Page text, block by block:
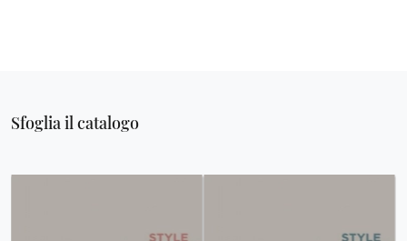
Sfoglia il catalogo